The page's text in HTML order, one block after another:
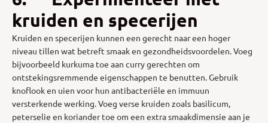
kruiden en specerijen
Kruiden en specerijen kunnen een gerecht naar een hoger
niveau tillen wat betreft smaak en gezondheidsvoordelen. Voeg
bijvoorbeeld kurkuma toe aan curry gerechten om
ontstekingsremmende eigenschappen te benutten. Gebruik
knoflook en uien voor hun antibacteriële en immuun
versterkende werking. Voeg verse kruiden zoals basilicum,
peterselie en koriander toe om een extra smaakdimensie aan je